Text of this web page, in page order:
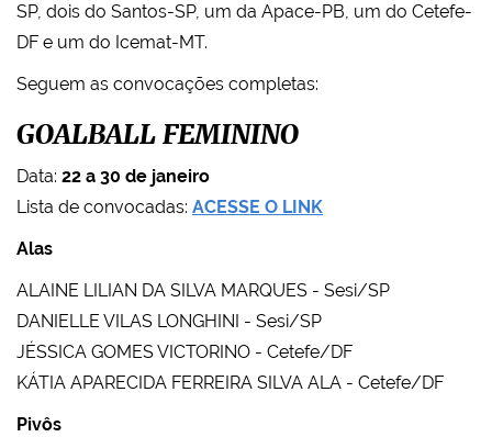
SP, dois do Santos-SP, um da Apace-PB, um do Cetefe-
DF e um do Icemat-MT.
Seguem as convocações completas:
GOALBALL FEMININO
Data: 22 a 30 de janeiro
Lista de convocadas: ACESSE O LINK
Alas
ALAINE LILIAN DA SILVA MARQUES - Sesi/SP
DANIELLE VILAS LONGHINI - Sesi/SP
JÉSSICA GOMES VICTORINO - Cetefe/DF
KÁTIA APARECIDA FERREIRA SILVA ALA - Cetefe/DF
Pivôs